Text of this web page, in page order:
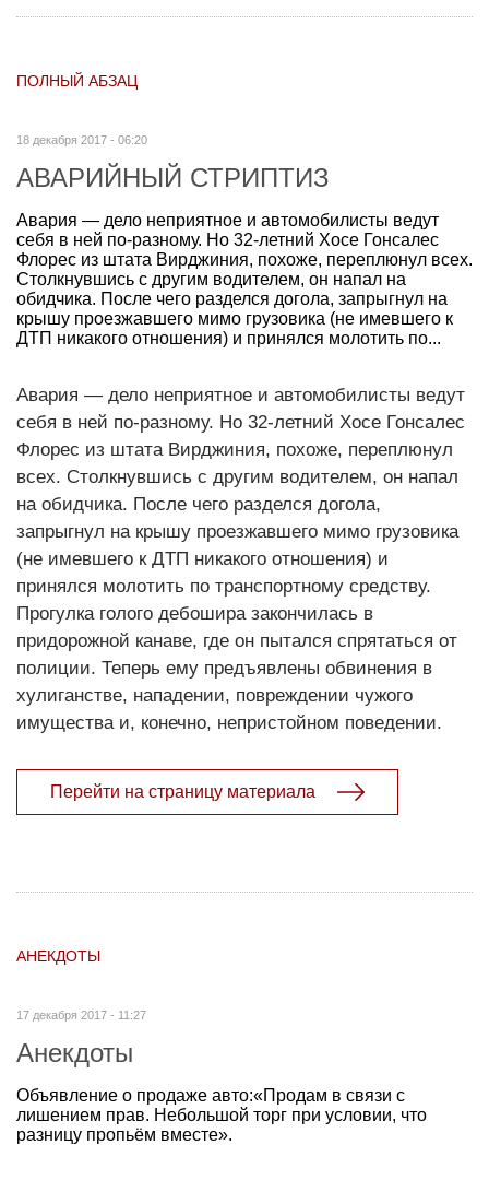
ПОЛНЫЙ АБЗАЦ
18 декабря 2017 - 06:20
АВАРИЙНЫЙ СТРИПТИЗ
Авария — дело неприятное и автомобилисты ведут
себя в ней по-разному. Но 32-летний Хосе Гонсалес
Флорес из штата Вирджиния, похоже, переплюнул всех.
Столкнувшись с другим водителем, он напал на
обидчика. После чего разделся догола, запрыгнул на
крышу проезжавшего мимо грузовика (не имевшего к
ДТП никакого отношения) и принялся молотить по...
Авария — дело неприятное и автомобилисты ведут
себя в ней по-разному. Но 32-летний Хосе Гонсалес
Флорес из штата Вирджиния, похоже, переплюнул
всех. Столкнувшись с другим водителем, он напал
на обидчика. После чего разделся догола,
запрыгнул на крышу проезжавшего мимо грузовика
(не имевшего к ДТП никакого отношения) и
принялся молотить по транспортному средству.
Прогулка голого дебошира закончилась в
придорожной канаве, где он пытался спрятаться от
полиции. Теперь ему предъявлены обвинения в
хулиганстве, нападении, повреждении чужого
имущества и, конечно, непристойном поведении.
Перейти на страницу материала
АНЕКДОТЫ
17 декабря 2017 - 11:27
Анекдоты
Объявление о продаже авто:«Продам в связи с
лишением прав. Небольшой торг при условии, что
разницу пропьём вместе».